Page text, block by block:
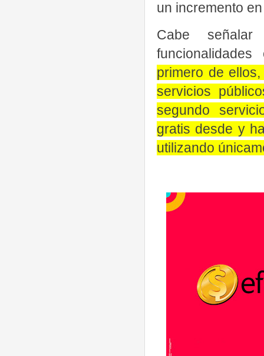
un incremento
Cabe
primero de
servicios
segundo
gratis desde y
utilizando